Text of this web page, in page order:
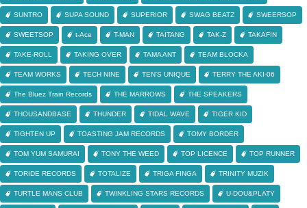
SUNTRO SUPA SOUND SUPERIOR SWAG BEATZ SWEERSOP
SWEETSOP t-Ace T-MAN TAITANG TAK-Z TAKAFIN
TAKE-ROLL TAKING OVER TAMA ANT TEAM BLOCKA
TEAM WORKS TECH NINE TEN'S UNIQUE TERRY THE AKI-06
The Bluez Train Records THE MARROWS THE SPEAKERS
THOUSANDBASE THUNDER TIDAL WAVE TIGER KID
TIGHTEN UP TOASTING JAM RECORDS TOMY BORDER
TOM YUM SAMURAI TONY THE WEED TOP LICENCE TOP RUNNER
TORIDE RECORDS TOTALIZE TRIGA FINGA TRINITY MUZIK
TURTLE MANS CLUB TWINKLING STARS RECORDS U-DOU&PLATY